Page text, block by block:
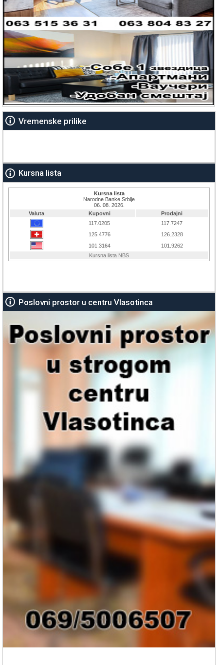
Vremenske prilike
Kursna lista
Poslovni prostor u centru Vlasotinca